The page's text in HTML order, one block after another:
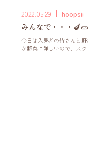
2022.05.29 hoopsii
みんなで・・・
今日は入居者の皆さんと
が野菜に詳しいので、ス
ました！ すると、一人の
ったり、手拍子したりと